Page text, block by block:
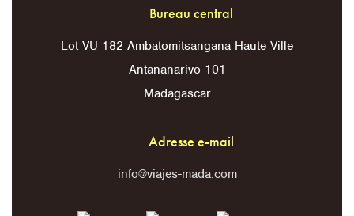
Bureau central
Lot VU 182 Ambatomitsangana Haute Ville
Antananarivo 101
Madagascar
Adresse e-mail
info@viajes-mada.com